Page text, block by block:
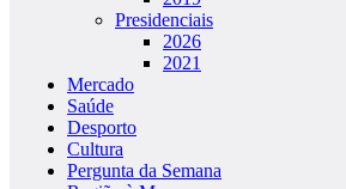
Presidenciais
2026
2021
Mercado
Saúde
Desporto
Cultura
Pergunta da Semana